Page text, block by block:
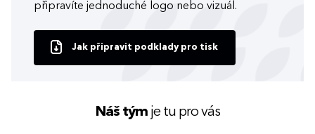
připravíte jednoduché logo nebo vizuál.
Jak připravit podklady pro tisk
Náš týmje tu pro vás